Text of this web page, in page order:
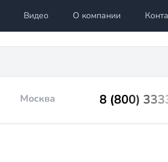
Видео О компании
Москва 8 (800)